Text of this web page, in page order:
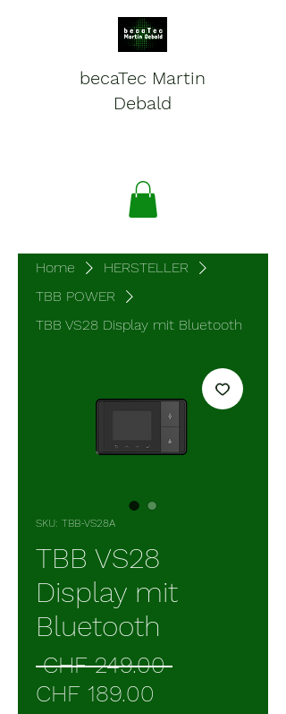
becaTec Martin
Debald
Home
HERSTELLER
TBB POWER
TBB VS28 Display mit Bluetooth
SKU: TBB-VS28A
TBB VS28
Display mit
Bluetooth
CHF 249.00 Regular
CHF 189.00